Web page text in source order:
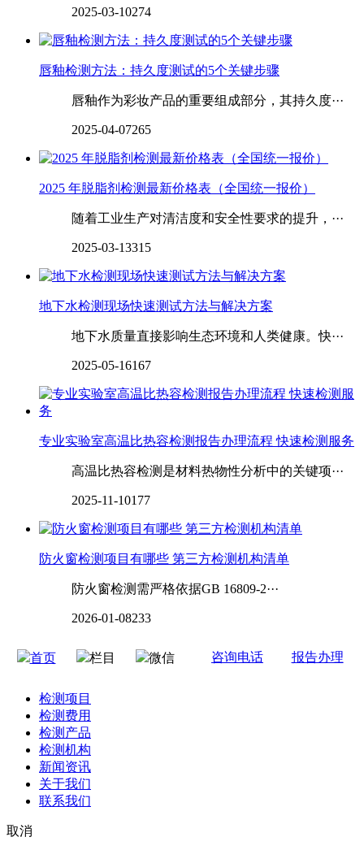
2025-03-10274
唇釉检测方法：持久度测试的5个关键步骤
唇釉作为彩妆产品的重要组成部分，其持久度···
2025-04-07265
2025 年脱脂剂检测最新价格表（全国统一报价）
随着工业生产对清洁度和安全性要求的提升，···
2025-03-13315
地下水检测现场快速测试方法与解决方案
地下水质量直接影响生态环境和人类健康。快···
2025-05-16167
专业实验室高温比热容检测报告办理流程 快速检测服务
高温比热容检测是材料热物性分析中的关键项···
2025-11-10177
防火窗检测项目有哪些 第三方检测机构清单
防火窗检测需严格依据GB 16809-2···
2026-01-08233
首页 栏目 微信 咨询电话 报告办理
检测项目
检测费用
检测产品
检测机构
新闻资讯
关于我们
联系我们
取消